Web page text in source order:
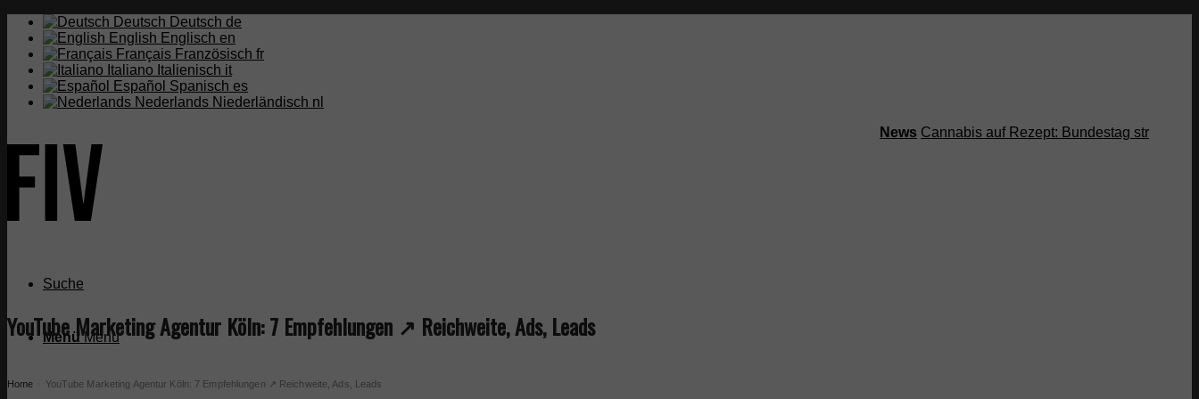
Deutsch Deutsch de
English Englisch en
Français Französisch fr
Italiano Italienisch it
Español Spanisch es
Nederlands Niederländisch nl
News Cannabis auf Rezept: Bundestag streicht
Suche
Menü Menü
YouTube Marketing Agentur Köln: 7 Empfehlungen ↗️ Reichweite, Ads, Leads
Home YouTube Marketing Agentur Köln: 7 Empfehlungen ↗️ Reichweite, Ads, Leads